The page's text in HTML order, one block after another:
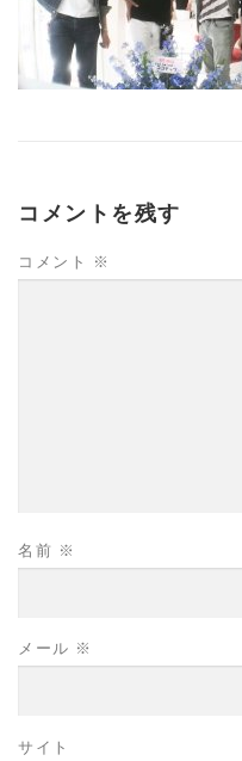
コメントを残す
コメント ※
名前 ※
メール ※
サイト